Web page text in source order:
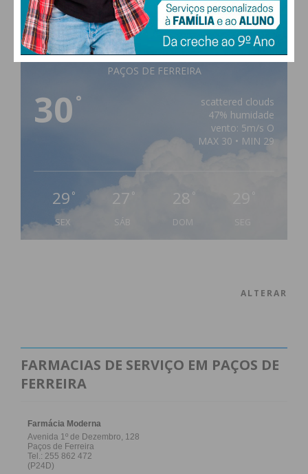
PAÇOS DE FERREIRA
30 °
scattered clouds
47% humidade
vento: 5m/s O
MAX 30 • MIN 29
29 °
SEX
27 °
SÁB
28 °
DOM
ALTERAR
FARMACIAS DE SERVIÇO EM PAÇOS DE
FERREIRA